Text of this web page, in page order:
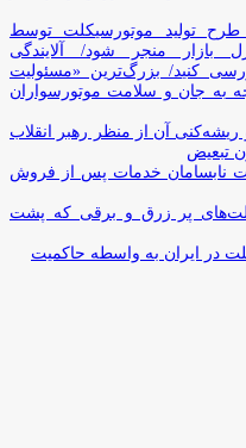
طرح تولید موتورسیکلت توسط
بازار منجر شود/ آلایندگی
کنید/ بزرگ‌ترین «مسئولیت
به جان و سلامت موتورسواران
ریشه‌کنی آن از منظر رهبر انقلاب
تبعیض
خدمات پس از فروش
پر زرق‌ و برقی که پشت
در ایران به واسطه حاکمیت